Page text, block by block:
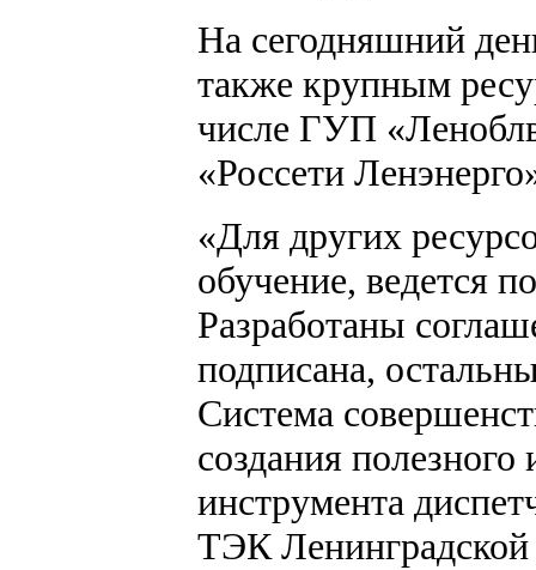
На сегодняшний
также крупным
числе ГУП
«Россети
«Для других
обучение, ведется
Разработаны
подписана,
Система
создания
инструмента
ТЭК Ленинградской